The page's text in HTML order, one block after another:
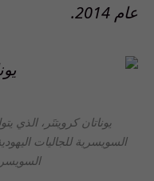
عام 2014.
يوناتان كرويتنَر، الذي
السويسرية للجاليات